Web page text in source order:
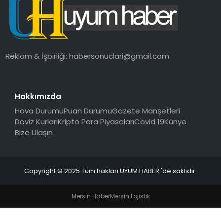
SAĞLIK
MAGAZIN
Reklam & İşbirliği:habersonuclari@gmail.com
Hakkımızda
Hava DurumuPuan DurumuGazete Manşetleri
Döviz KurlarıKripto Para PiyasalarıCovid 19Künye
Bize Ulaşın
Copyright © 2025 Tüm hakları UYUM HABER 'de saklıdır.
Mersin HaberMersin Lojistik